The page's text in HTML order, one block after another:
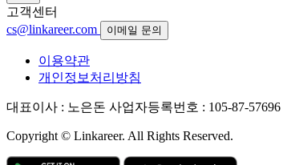
고객센터
cs@linkareer.com
이메일 문의
이용약관
개인정보처리방침
대표이사 : 노은돈 사업자등록번호 : 105-87-57696
Copyright © Linkareer. All Rights Reserved.